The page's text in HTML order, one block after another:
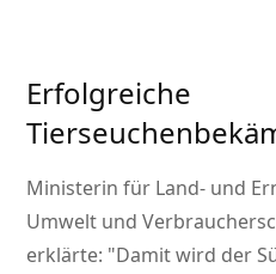
Erfolgreiche
Ministerin für Land- und
Umwelt und
erklärte: Damit wird der